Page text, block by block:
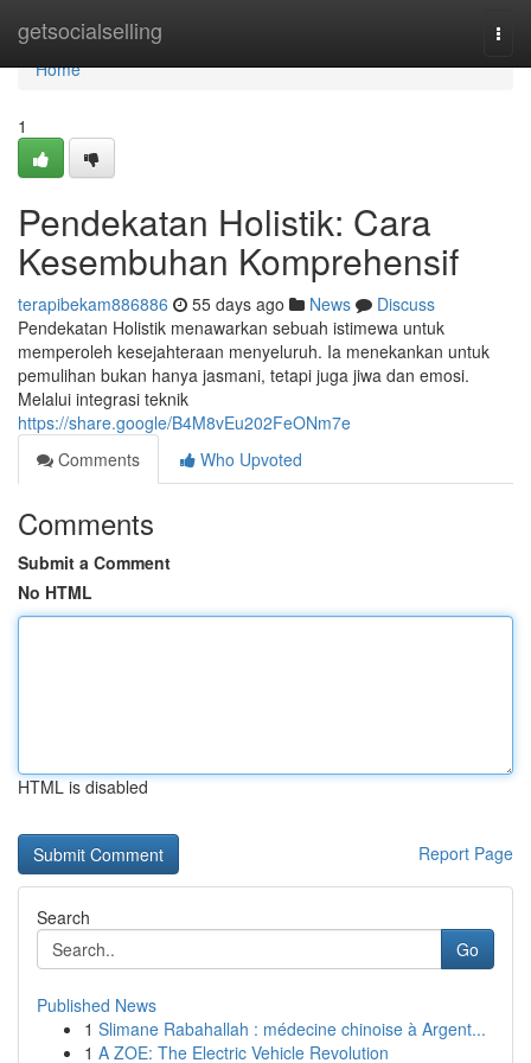
getsocialselling
Home
Home
1
Pendekatan Holistik: Cara
Kesembuhan Komprehensif
terapibekam886886 55 days ago News
Discuss
Pendekatan Holistik menawarkan sebuah istimewa untuk
memperoleh kesejahteraan menyeluruh. Ia menekankan untuk
pemulihan bukan hanya jasmani, tetapi juga jiwa dan emosi.
Melalui integrasi teknik
https://share.google/B4M8vEu202FeONm7e
Comments
Who Upvoted
Comments
Submit a Comment
No HTML
HTML is disabled
Report Page
Search
Go
Published News
1 Slimane Rabahallah : médecine chinoise à Argent...
1 A ZOE: The Electric Vehicle Revolution